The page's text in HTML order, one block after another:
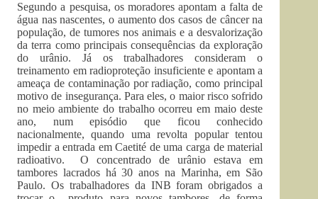
Segundo a pesquisa, os moradores apontam a falta de
água nas nascentes, o aumento dos casos de câncer na
população, de tumores nos animais e a desvalorização
da terra como principais consequências da exploração
do urânio. Já os trabalhadores consideram o
treinamento em radioproteção insuficiente e apontam a
ameaça de contaminação por radiação, como principal
motivo de insegurança. Para eles, o maior risco sofrido
no meio ambiente do trabalho ocorreu em maio deste
ano, num episódio que ficou conhecido
nacionalmente, quando uma revolta popular tentou
impedir a entrada em Caetité de uma carga de material
radioativo. O concentrado de urânio estava em
tambores lacrados há 30 anos na Marinha, em São
Paulo. Os trabalhadores da INB foram obrigados a